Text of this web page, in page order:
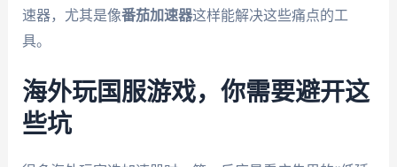
速器，尤其是像番茄加速器这样能解决这些痛点的工
具。
海外玩国服游戏，你需要避开这
些坑